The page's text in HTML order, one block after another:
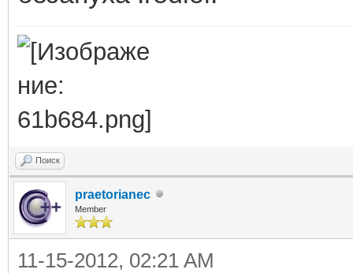
Поиск
praetorianec
Member
11-15-2012, 02:21 AM